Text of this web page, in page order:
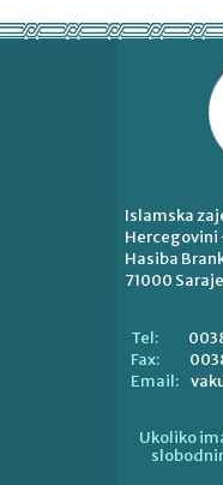
Islamska
Hercegovini
Hasiba
71000
Tel:
Fax:
Email:
Ukoliko